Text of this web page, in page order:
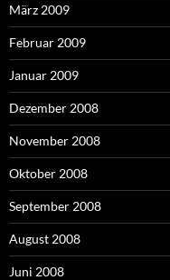
März 2009
Februar 2009
Januar 2009
Dezember 2008
November 2008
Oktober 2008
September 2008
August 2008
Juni 2008